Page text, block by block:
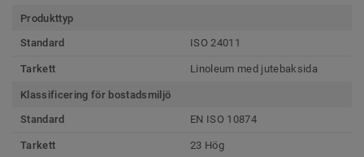
Produkttyp
Standard
ISO 24011
Tarkett Linoleum med jutebaksida
Klassificering för bostadsmiljö
Standard
EN ISO 10874
Tarkett 23 Hög